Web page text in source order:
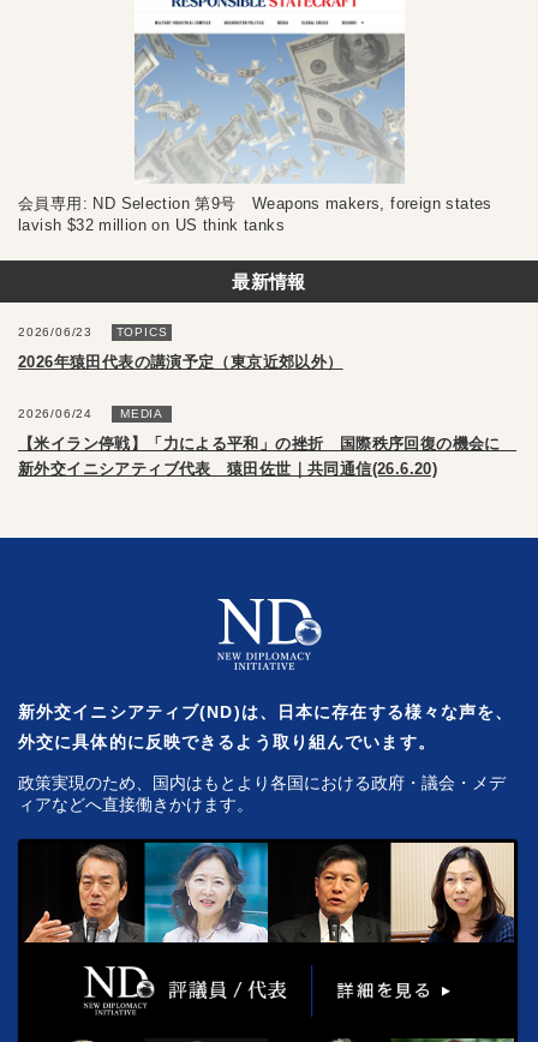
会員専用: ND Selection 第9号 Weapons makers, foreign states
lavish $32 million on US think tanks
最新情報
2026/06/23 TOPICS
2026年猿田代表の講演予定（東京近郊以外）
2026/06/24 MEDIA
【米イラン停戦】「力による平和」の挫折 国際秩序回復の機会に
新外交イニシアティブ代表 猿田佐世｜共同通信(26.6.20)
新外交イニシアティブ(ND)は、日本に存在する様々な声を、
外交に具体的に反映できるよう取り組んでいます。
政策実現のため、国内はもとより各国における政府・議会・メデ
ィアなどへ直接働きかけます。